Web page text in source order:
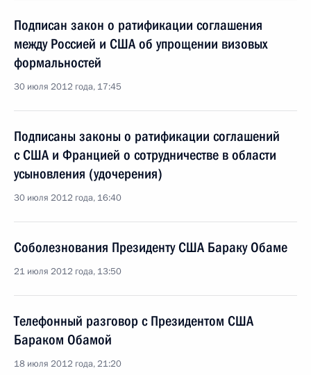
Подписан закон о ратификации соглашения
между Россией и США об упрощении визовых
формальностей
30 июля 2012 года, 17:45
Подписаны законы о ратификации соглашений
с США и Францией о сотрудничестве в области
усыновления (удочерения)
30 июля 2012 года, 16:40
Соболезнования Президенту США Бараку Обаме
21 июля 2012 года, 13:50
Телефонный разговор с Президентом США
Бараком Обамой
18 июля 2012 года, 21:20